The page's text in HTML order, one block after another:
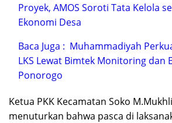
Proyek, AMOS Soroti Tata Kelola
Ekonomi Desa
Baca Juga : Muhammadiyah
LKS Lewat Bimtek Monitoring dan
Ponorogo
Ketua PKK Kecamatan Soko
menuturkan bahwa pasca di